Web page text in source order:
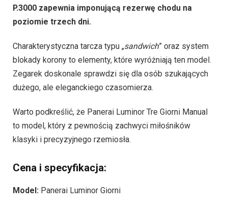
P.3000 zapewnia imponującą rezerwę chodu na
poziomie trzech dni.
Charakterystyczna tarcza typu „sandwich” oraz system
blokady korony to elementy, które wyróżniają ten model.
Zegarek doskonale sprawdzi się dla osób szukających
dużego, ale eleganckiego czasomierza.
Warto podkreślić, że Panerai Luminor Tre Giorni Manual
to model, który z pewnością zachwyci miłośników
klasyki i precyzyjnego rzemiosła.
Cena i specyfikacja:
Model: Panerai Luminor Giorni